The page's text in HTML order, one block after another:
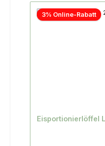
3% Online-Rabatt
Eisportionierlöffel